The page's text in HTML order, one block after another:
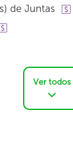
de Juntas
Ver todos